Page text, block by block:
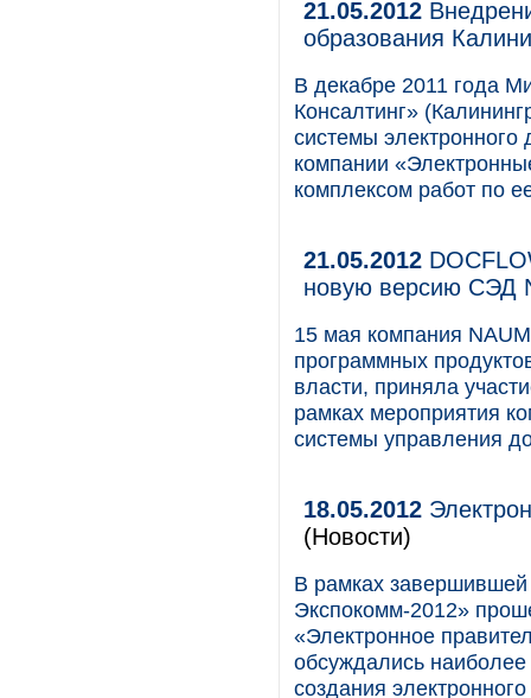
21.05.2012
образования
В декабре 2011 года
Консалтинг»
системы
компании
комплексом работ по
21.05.2012
новую версию СЭД
15 мая компания
программных
власти, приняла
рамках мероприятия
системы управления
18.05.2012
(Новости)
В рамках
Экспокомм-2012»
«Электронное
обсуждались
создания